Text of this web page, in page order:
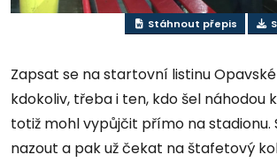
Stáhnout přepis
Zapsat se na startovní listinu
kdokoliv, třeba i ten, kdo šel náhodou
totiž mohl vypůjčit přímo na stadionu.
nazout a pak už čekat na štafetový